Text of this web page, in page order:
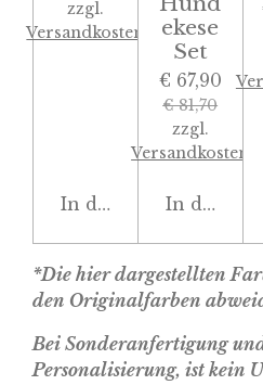
zzgl.
Versandkosten
In den Warenkorb
ekese
Set
€ 67,90
€ 81,70
zzgl.
Versandkosten
In den
*Die hier dargestellten
den Originalfarben
Bei Sonderanfertigung
Personalisierung, ist kein